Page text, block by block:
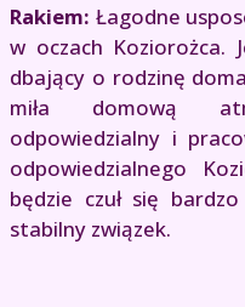
Rakiem: Łagodne
w oczach Koziorożca.
dbający o rodzinę
miła domową
odpowiedzialny i
odpowiedzialnego
będzie czuł się
stabilny związek.